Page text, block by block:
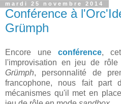
mardi 25 novembre 2014
Conférence à
Grümph
Encore une conférence,
l'improvisation en jeu de
Grümph, personnalité de
francophone, nous fait part
mécanismes qu'il met en